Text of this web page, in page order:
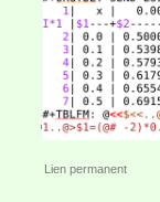
Lien permanent